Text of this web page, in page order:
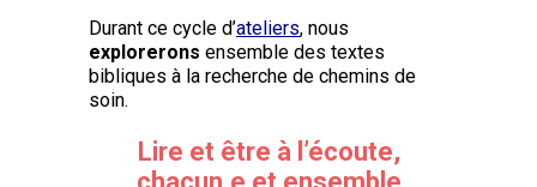
Durant ce cycle d’ateliers, nous
explorerons ensemble des textes
bibliques à la recherche de chemins de
soin.
Lire et être à l’écoute,